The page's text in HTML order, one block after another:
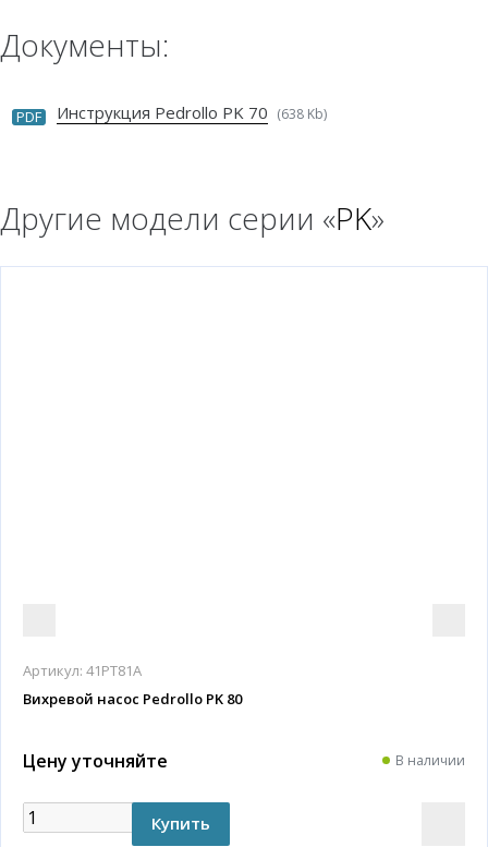
Документы:
PDF Инструкция Pedrollo PK 70 (638 Kb)
Другие модели серии «PK»
Артикул: 41PT81A
Вихревой насос Pedrollo PK 80
Цену уточняйте В наличии